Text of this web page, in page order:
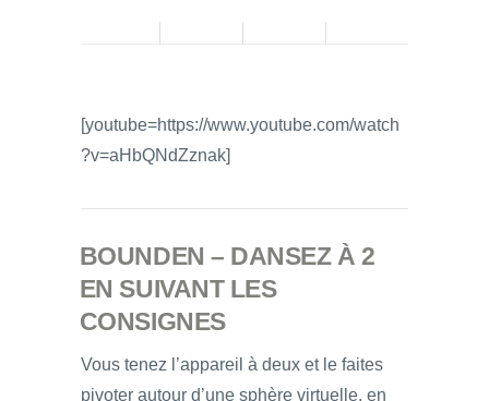
[youtube=https://www.youtube.com/watch
?v=aHbQNdZznak]
BOUNDEN – DANSEZ À 2
EN SUIVANT LES
CONSIGNES
Vous tenez l’appareil à deux et le faites
pivoter autour d’une sphère virtuelle, en